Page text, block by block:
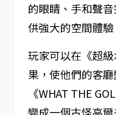
的眼睛、手和聲
供強大的空間體驗
玩家可以在《超
果，使他們的客
《WHAT THE